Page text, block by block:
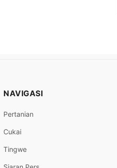
NAVIGASI
Pertanian
Cukai
Tingwe